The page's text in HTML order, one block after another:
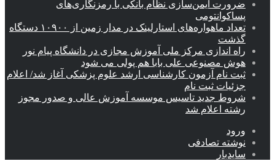
ضرورت ایمن‌سازی نظام بانکی با رمزنگاری‌های
پساکوانتومی
تعداد ماهواره‌های استارلینک‌ در مدار زمین از ۱۰۹۰۰ دستگاه
گذشت
راه اندازی مرکز ملی آموزش مجازی در دانشگاه پیام نور
هوش مصنوعی علی بابا هم پولی می شود
ثبت نام آزمون کارشناسی ارشد علوم پزشکی آغاز شد/ اعلام
جزئیات ثبت نام
شروط جدید تاسیس موسسه آموزش عالی و صدور مجوز
رشته اعلام شد
ورود
نوشته تصادفی
سایدبار